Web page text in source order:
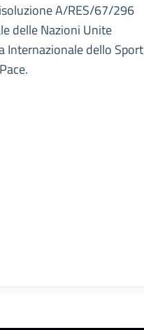
A/RES/67/296
delle Nazioni Unite
Internazionale dello Sport